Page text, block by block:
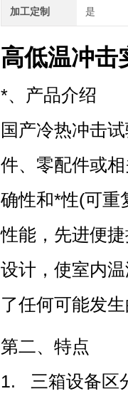
加工定制 是
高低温冲击
*、产品介绍
国产冷热冲击试
件、零配
确性和*性(可重
性能，先进便
设计，使室内
了任何可能发生
第二、特点
1. 三箱设备区分为